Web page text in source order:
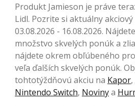
Produkt Jamieson je práve
Lidl. Pozrite si aktuálny
03.08.2026 - 16.08.2026.
množstvo skvelých ponúk a
nájdete okrem obľúbeného
veľa ďalších skvelých ponúk.
tohtotýždňovú akciu na Kapor,
Nintendo Switch, Novinya